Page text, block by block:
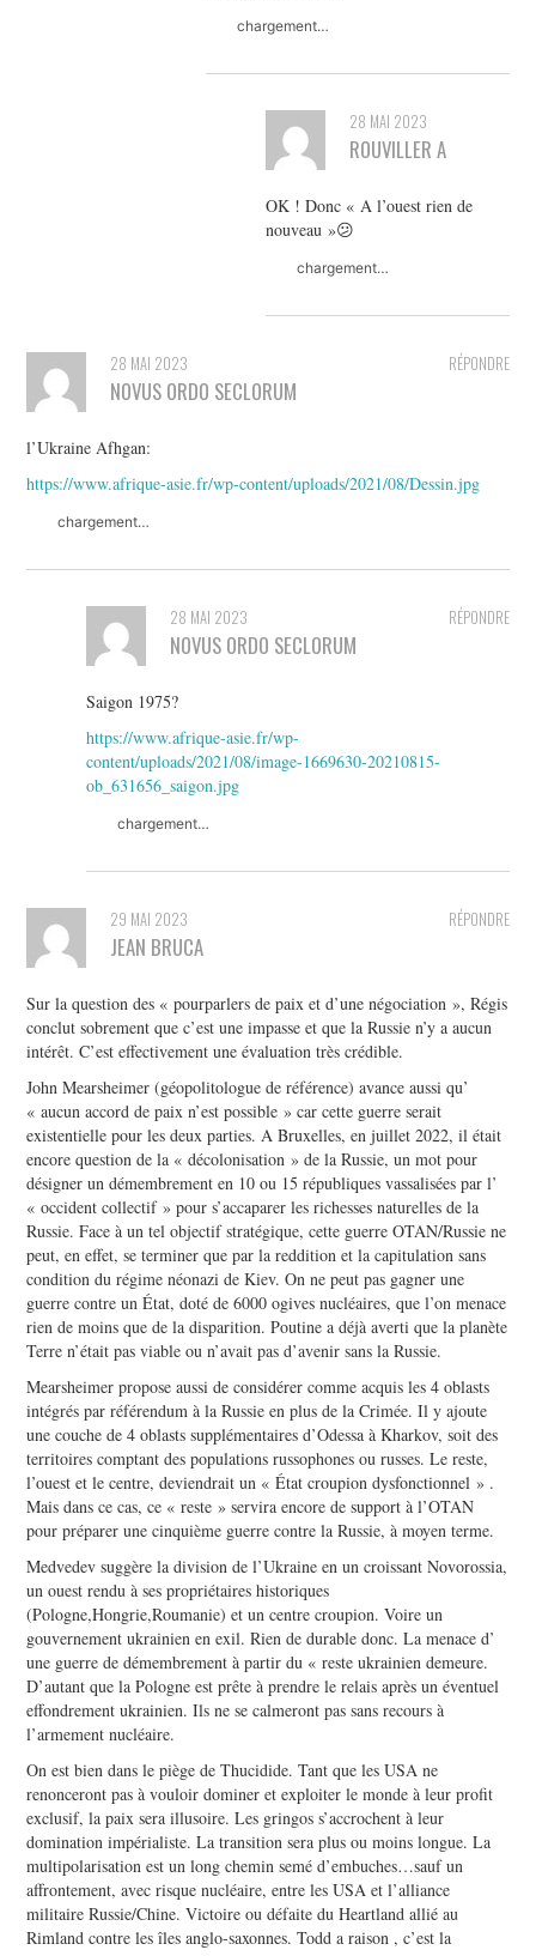
chargement…
28 MAI 2023
ROUVILLER A
OK ! Donc « A l’ouest rien de
nouveau »😕
chargement…
RÉPONDRE
28 MAI 2023
NOVUS ORDO SECLORUM
l’Ukraine Afhgan:
https://www.afrique-asie.fr/wp-content/uploads/2021/08/Dessin.jpg
chargement…
RÉPONDRE
28 MAI 2023
NOVUS ORDO SECLORUM
Saigon 1975?
https://www.afrique-asie.fr/wp-
content/uploads/2021/08/image-1669630-20210815-
ob_631656_saigon.jpg
chargement…
RÉPONDRE
29 MAI 2023
JEAN BRUCA
Sur la question des « pourparlers de paix et d’une négociation », Régis
conclut sobrement que c’est une impasse et que la Russie n’y a aucun
intérêt. C’est effectivement une évaluation très crédible.
John Mearsheimer (géopolitologue de référence) avance aussi qu’
« aucun accord de paix n’est possible » car cette guerre serait
existentielle pour les deux parties. A Bruxelles, en juillet 2022, il était
encore question de la « décolonisation » de la Russie, un mot pour
désigner un démembrement en 10 ou 15 républiques vassalisées par l’
« occident collectif » pour s’accaparer les richesses naturelles de la
Russie. Face à un tel objectif stratégique, cette guerre OTAN/Russie ne
peut, en effet, se terminer que par la reddition et la capitulation sans
condition du régime néonazi de Kiev. On ne peut pas gagner une
guerre contre un État, doté de 6000 ogives nucléaires, que l’on menace
rien de moins que de la disparition. Poutine a déjà averti que la planète
Terre n’était pas viable ou n’avait pas d’avenir sans la Russie.
Mearsheimer propose aussi de considérer comme acquis les 4 oblasts
intégrés par référendum à la Russie en plus de la Crimée. Il y ajoute
une couche de 4 oblasts supplémentaires d’Odessa à Kharkov, soit des
territoires comptant des populations russophones ou russes. Le reste,
l’ouest et le centre, deviendrait un « État croupion dysfonctionnel » .
Mais dans ce cas, ce « reste » servira encore de support à l’OTAN
pour préparer une cinquième guerre contre la Russie, à moyen terme.
Medvedev suggère la division de l’Ukraine en un croissant Novorossia,
un ouest rendu à ses propriétaires historiques
(Pologne,Hongrie,Roumanie) et un centre croupion. Voire un
gouvernement ukrainien en exil. Rien de durable donc. La menace d’
une guerre de démembrement à partir du « reste ukrainien demeure.
D’autant que la Pologne est prête à prendre le relais après un éventuel
effondrement ukrainien. Ils ne se calmeront pas sans recours à
l’armement nucléaire.
On est bien dans le piège de Thucidide. Tant que les USA ne
renonceront pas à vouloir dominer et exploiter le monde à leur profit
exclusif, la paix sera illusoire. Les gringos s’accrochent à leur
domination impérialiste. La transition sera plus ou moins longue. La
multipolarisation est un long chemin semé d’embuches…sauf un
affrontement, avec risque nucléaire, entre les USA et l’alliance
militaire Russie/Chine. Victoire ou défaite du Heartland allié au
Rimland contre les îles anglo-saxonnes. Todd a raison , c’est la